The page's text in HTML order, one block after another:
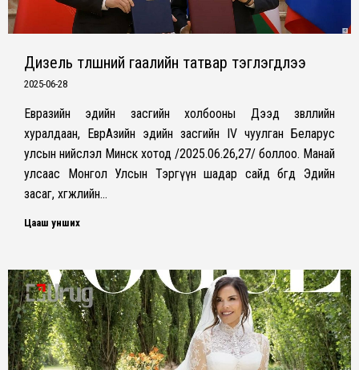
Дизель түлшний гаалийн татвар тэглэгдлээ
2025-06-28
Евразийн эдийн засгийн холбооны Дээд зөвлөлийн
хуралдаан, ЕврАзийн эдийн засгийн IV чуулган Беларус
улсын нийслэл Минск хотод /2025.06.26,27/ боллоо. Манай
улсаас Монгол Улсын Тэргүүн шадар сайд бөгөөд Эдийн
засаг, хөгжлийн…
Цааш унших